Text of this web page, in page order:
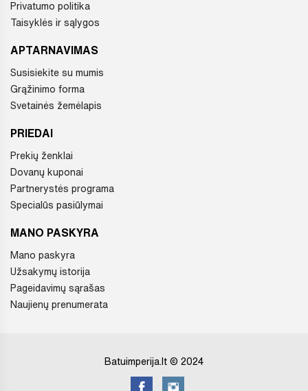
Privatumo politika
Taisyklės ir sąlygos
APTARNAVIMAS
Susisiekite su mumis
Grąžinimo forma
Svetainės žemėlapis
PRIEDAI
Prekių ženklai
Dovanų kuponai
Partnerystės programa
Specialūs pasiūlymai
MANO PASKYRA
Mano paskyra
Užsakymų istorija
Pageidavimų sąrašas
Naujienų prenumerata
Batuimperija.lt © 2024